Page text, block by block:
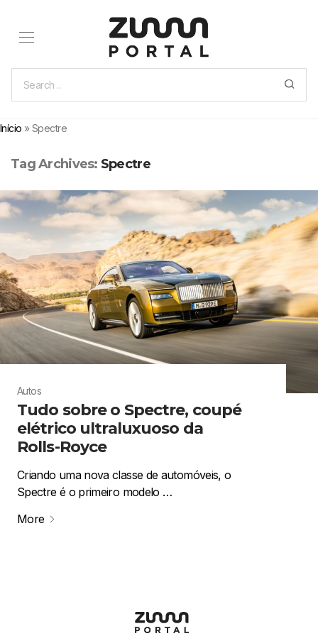
Início »Spectre
Tag Archives: Spectre
Autos
Tudo sobre o Spectre, coupé
elétrico ultraluxuoso da
Rolls-Royce
Criando uma nova classe de automóveis, o
Spectre é o primeiro modelo …
More